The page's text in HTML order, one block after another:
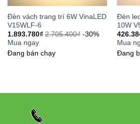
Phone/Zalo:0933320468 –
Website:Đèn led Vinaled
Đèn vách trang trí 6W VinaLED
V15WLF-6
1.893.780₫ 2.705.400₫ -30%
Mua ngay
Đang bán chạy
Đèn
10W
Mua
Đang